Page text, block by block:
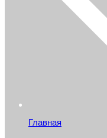
Главная